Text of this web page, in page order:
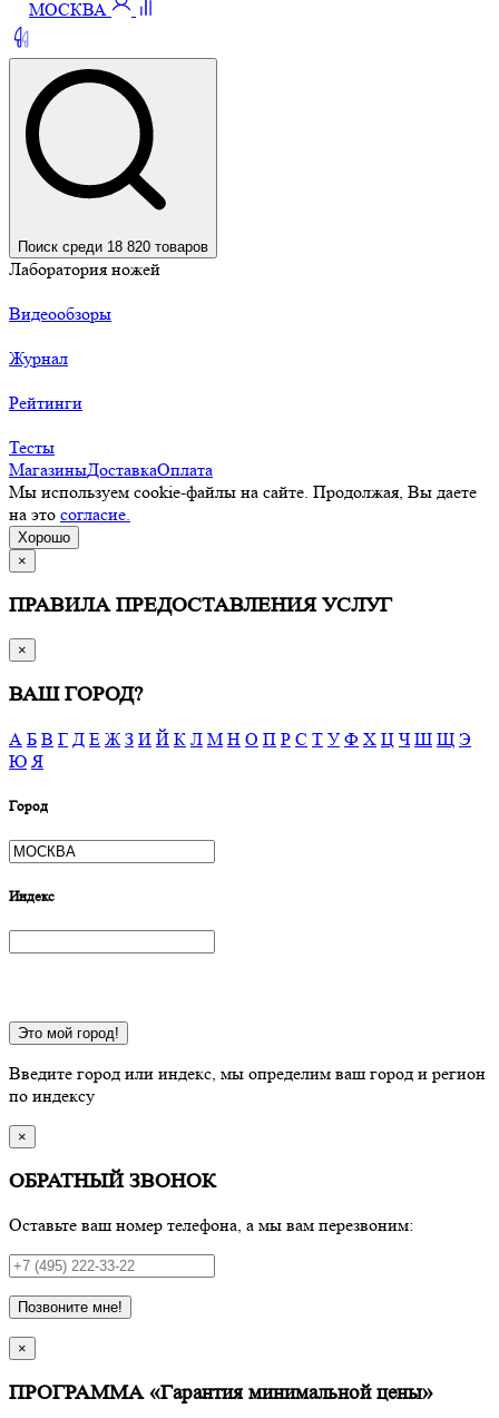
МОСКВА
Поиск среди 18 820 товаров
Лаборатория ножей
Видеообзоры
Журнал
Рейтинги
Тесты
МагазиныДоставкаОплата
Мы используем cookie-файлы на сайте. Продолжая, Вы даете
на это согласие.
Хорошо
×
ПРАВИЛА ПРЕДОСТАВЛЕНИЯ УСЛУГ
×
ВАШ ГОРОД?
А Б В Г Д Е Ж З И Й К Л М Н О П Р С Т У Ф Х Ц Ч Ш Щ Э
Ю Я
Город
Индекс
Это мой город!
Введите город или индекс, мы определим ваш город и регион
по индексу
×
ОБРАТНЫЙ ЗВОНОК
Оставьте ваш номер телефона, а мы вам перезвоним:
Позвоните мне!
×
ПРОГРАММА «Гарантия минимальной цены»